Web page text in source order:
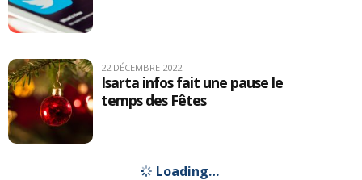
22 DÉCEMBRE 2022
Isarta infos fait une pause le
temps des Fêtes